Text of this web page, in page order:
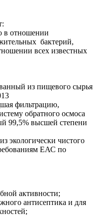
в отношении
бактерий,
всех известных
из пищевого сырья
фильтрацию,
обратного осмоса
99,5% высшей степени
экологически чистого
ЕАС по
активности;
антисептика и для